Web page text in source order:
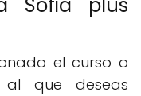
Sofia plus
el curso o
que deseas